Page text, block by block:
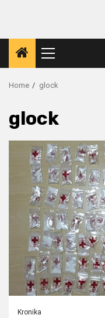
Primary
Menu
Home glock
glock
Kronika